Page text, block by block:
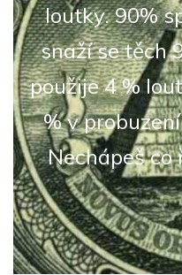
loutky. 90%
snaží se těch
použije 4 %
% v
Nechápeš co